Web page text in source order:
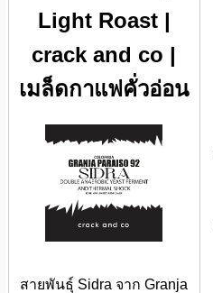
Light Roast |
crack and co |
เมล็ดกาแฟคั่วอ่อน
สายพันธุ์ Sidra จาก Granja